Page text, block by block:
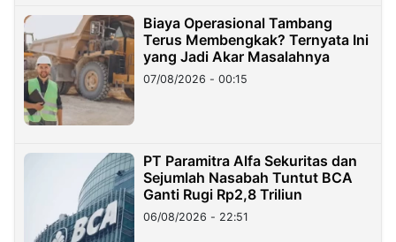
Biaya Operasional Tambang
Terus Membengkak? Ternyata Ini
yang Jadi Akar Masalahnya
07/08/2026 - 00:15
PT Paramitra Alfa Sekuritas dan
Sejumlah Nasabah Tuntut BCA
Ganti Rugi Rp2,8 Triliun
06/08/2026 - 22:51